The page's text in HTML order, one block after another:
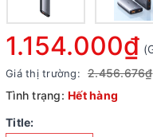
1.154.000₫
Giá thị trường: 2.456.676₫
Tình trạng: Hết hàng
Title: